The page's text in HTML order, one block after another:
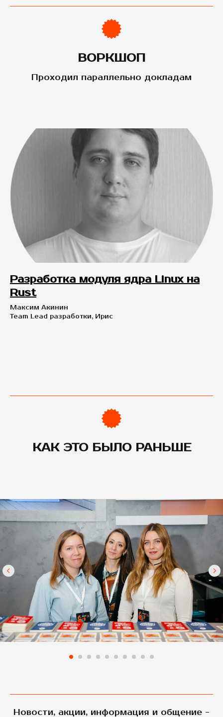
ВОРКШОП
Проходил параллельно докладам
Разработка модуля ядра Linux на
Rust
Максим Акинин
Team Lead разработки, Ирис
КАК ЭТО БЫЛО РАНЬШЕ
Новости, акции, информация и общение -